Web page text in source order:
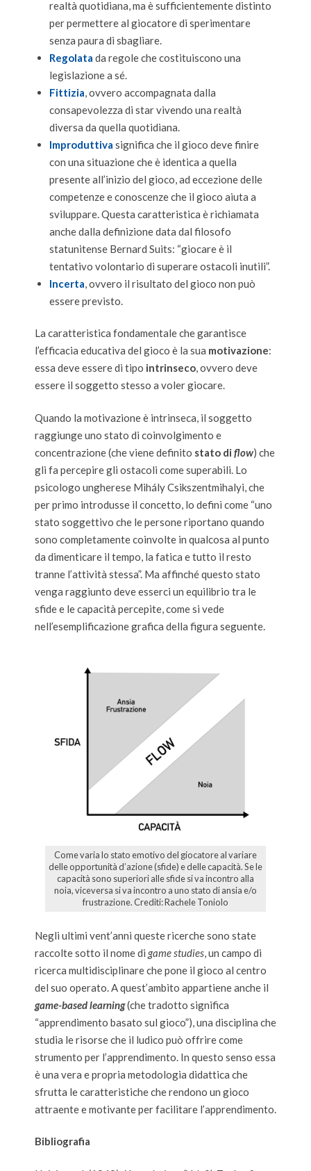
realtà quotidiana, ma è sufficientemente distinto
per permettere al giocatore di sperimentare
senza paura di sbagliare.
Regolata da regole che costituiscono una
legislazione a sé.
Fittizia, ovvero accompagnata dalla
consapevolezza di star vivendo una realtà
diversa da quella quotidiana.
Improduttiva significa che il gioco deve finire
con una situazione che è identica a quella
presente all’inizio del gioco, ad eccezione delle
competenze e conoscenze che il gioco aiuta a
sviluppare. Questa caratteristica è richiamata
anche dalla definizione data dal filosofo
statunitense Bernard Suits: “giocare è il
tentativo volontario di superare ostacoli inutili”.
Incerta, ovvero il risultato del gioco non può
essere previsto.
La caratteristica fondamentale che garantisce
l’efficacia educativa del gioco è la sua motivazione:
essa deve essere di tipo intrinseco, ovvero deve
essere il soggetto stesso a voler giocare.
Quando la motivazione è intrinseca, il soggetto
raggiunge uno stato di coinvolgimento e
concentrazione (che viene definito stato di flow) che
gli fa percepire gli ostacoli come superabili. Lo
psicologo ungherese Mihály Csikszentmihalyi, che
per primo introdusse il concetto, lo definì come “uno
stato soggettivo che le persone riportano quando
sono completamente coinvolte in qualcosa al punto
da dimenticare il tempo, la fatica e tutto il resto
tranne l’attività stessa”. Ma affinché questo stato
venga raggiunto deve esserci un equilibrio tra le
sfide e le capacità percepite, come si vede
nell’esemplificazione grafica della figura seguente.
Come varia lo stato emotivo del giocatore al variare
delle opportunità d’azione (sfide) e delle capacità. Se le
capacità sono superiori alle sfide si va incontro alla
noia, viceversa si va incontro a uno stato di ansia e/o
frustrazione. Crediti: Rachele Toniolo
Negli ultimi vent’anni queste ricerche sono state
raccolte sotto il nome di game studies, un campo di
ricerca multidisciplinare che pone il gioco al centro
del suo operato. A quest’ambito appartiene anche il
game-based learning(che tradotto significa
“apprendimento basato sul gioco”), una disciplina che
studia le risorse che il ludico può offrire come
strumento per l’apprendimento. In questo senso essa
è una vera e propria metodologia didattica che
sfrutta le caratteristiche che rendono un gioco
attraente e motivante per facilitare l’apprendimento.
Bibliografia